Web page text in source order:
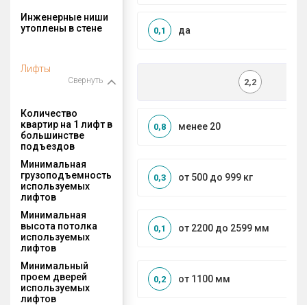
Инженерные ниши
утоплены в стене
да
0,1
Лифты
Свернуть 2,2
Количество
квартир на 1 лифт в
большинстве
подъездов
менее 20
0,8
Минимальная
грузоподъемность
используемых
лифтов
от 500 до 999 кг
0,3
Минимальная
высота потолка
используемых
лифтов
от 2200 до 2599 мм
0,1
Минимальный
проем дверей
используемых
лифтов
от 1100 мм
0,2